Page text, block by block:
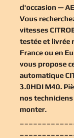
d'occasion —
Vous
vitesses
testée et livrée
France ou en
vous propose
automatique
3.0HDI M40.
nos
monter.